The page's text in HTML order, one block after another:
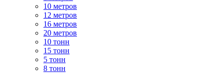
10 метров
12 метров
16 метров
20 метров
10 тонн
15 тонн
5 тонн
8 тонн